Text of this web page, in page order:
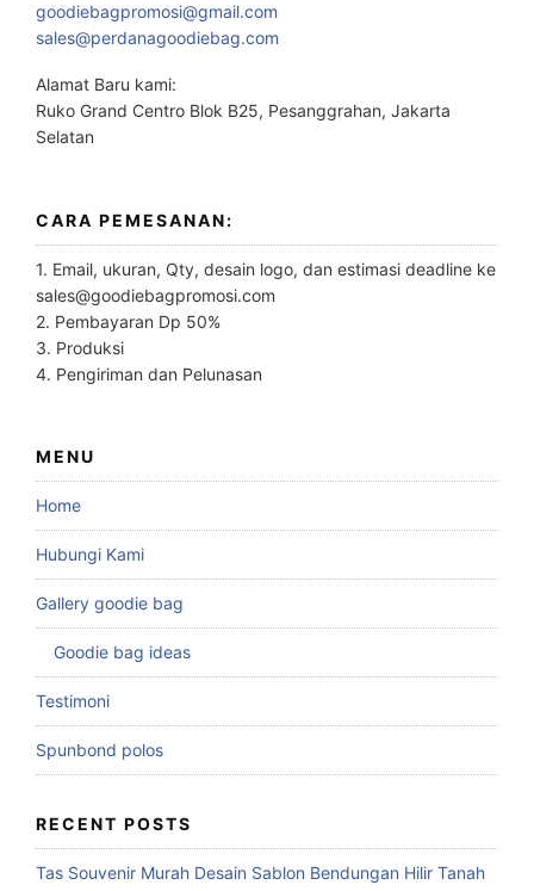
goodiebagpromosi@gmail.com
sales@perdanagoodiebag.com
Alamat Baru kami:
Ruko Grand Centro Blok B25, Pesanggrahan, Jakarta
Selatan
CARA PEMESANAN:
1. Email, ukuran, Qty, desain logo, dan estimasi deadline ke
sales@goodiebagpromosi.com
2. Pembayaran Dp 50%
3. Produksi
4. Pengiriman dan Pelunasan
MENU
Home
Hubungi Kami
Gallery goodie bag
Goodie bag ideas
Testimoni
Spunbond polos
RECENT POSTS
Tas Souvenir Murah Desain Sablon Bendungan Hilir Tanah